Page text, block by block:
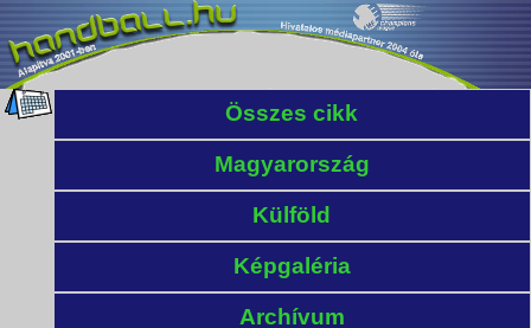
Összes cikk
Magyarország
Külföld
Képgaléria
Archívum